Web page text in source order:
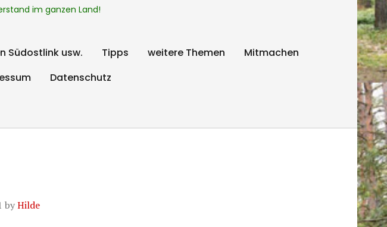
im ganzen Land!
Südostlink usw. Tipps weitere Themen
Mitmachen
Datenschutz
byHilde